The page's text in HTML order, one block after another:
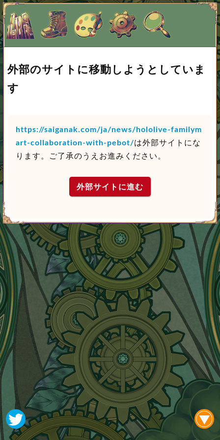
外部のサイトに移動しようとしていま
す
https://saiganak.com/ja/news/hololive-familym
art-collaboration-with-pebot/は外部サイトにな
ります。ご了承のうえお進みください。
外部サイトに進む